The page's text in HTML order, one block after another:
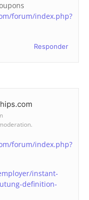
forum/index.php?
Responder
forum/index.php?
instant-
definition-